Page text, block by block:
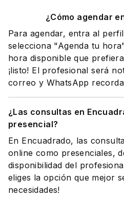
¿Cómo agendar
Para agendar, entra al
selecciona "Agenda tu
hora disponible que
¡listo! El profesional será
correo y WhatsApp
¿Las consultas en
presencial?
En Encuadrado, las
online como presenciales,
disponibilidad del
eliges la opción que mejor
necesidades!